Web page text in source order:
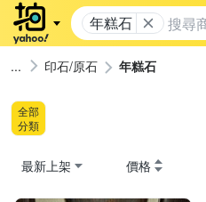
年糕石
印石/原石 年糕石
全部
分類
最新上架 價格